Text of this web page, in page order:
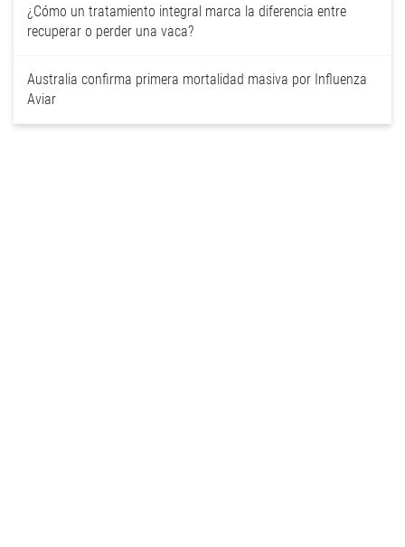
¿Cómo un tratamiento integral marca la diferencia entre
recuperar o perder una vaca?
Australia confirma primera mortalidad masiva por Influenza
Aviar